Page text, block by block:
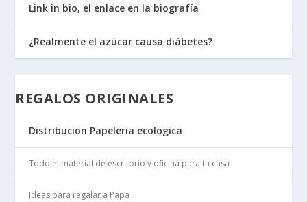
Link in bio, el enlace en la biografía
¿Realmente el azúcar causa diábetes?
REGALOS ORIGINALES
Distribucion Papeleria ecologica
Todo el material de escritorio y oficina para tu casa
Ideas para regalar a Papa